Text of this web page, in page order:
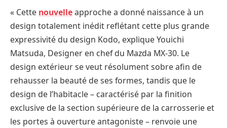
« Cette nouvelleapproche a donné naissance à un
design totalement inédit reflétant cette plus grande
expressivité du design Kodo, explique Youichi
Matsuda, Designer en chef du Mazda MX-30. Le
design extérieur se veut résolument sobre afin de
rehausser la beauté de ses formes, tandis que le
design de l’habitacle – caractérisé par la finition
exclusive de la section supérieure de la carrosserie et
les portes à ouverture antagoniste – renvoie une